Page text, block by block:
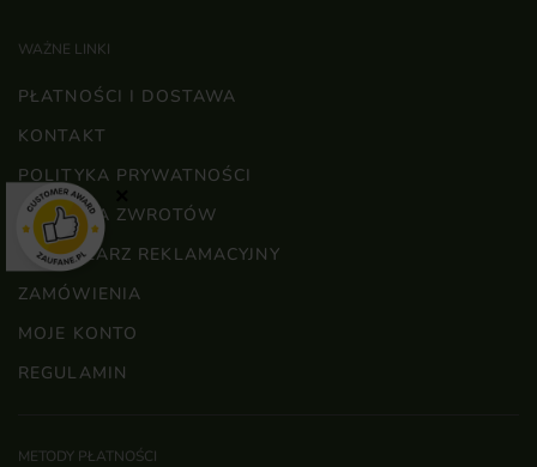
WAŻNE LINKI
PŁATNOŚCI I DOSTAWA
KONTAKT
POLITYKA PRYWATNOŚCI
POLITYKA ZWROTÓW
FORMULARZ REKLAMACYJNY
ZAMÓWIENIA
MOJE KONTO
REGULAMIN
METODY PŁATNOŚCI